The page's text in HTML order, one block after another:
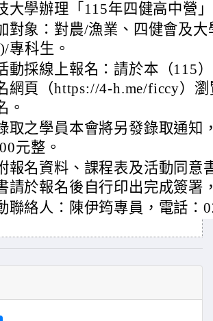
大學辦理「115年四健高中營
對象：對農/漁業、四健會及
專科生。
動採線上報名：請於本（115
網頁（https://4-h.me/ficcy）
。
取之學員本會將另發錄取通知
元整。
報名資料、課程表及活動同意
請於報名後自行印出完成簽署
聯絡人：陳伊筠專員，電話：